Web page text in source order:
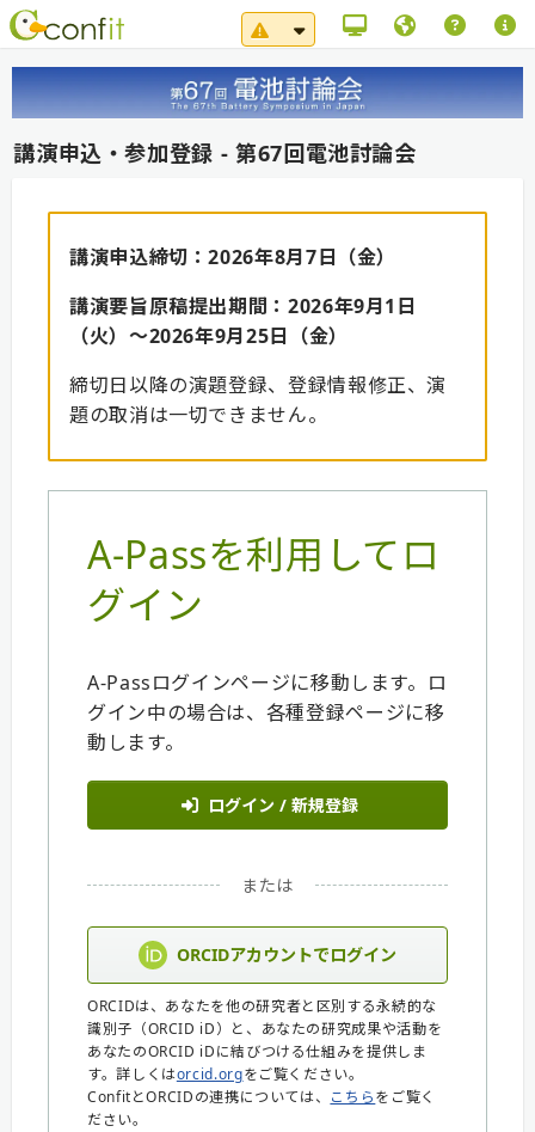
システムメンテナンス（8/13
講演申込・参加登録 - 第67回電池討論会
講演申込締切：2026年8月7日（金）
講演要旨原稿提出期間：2026年9月1日
（火）～2026年9月25日（金）
締切日以降の演題登録、登録情報修正、演
題の取消は一切できません。
A-Passを利用してロ
グイン
A-Passログインページに移動します。ロ
グイン中の場合は、各種登録ページに移
動します。
ログイン / 新規登録
または
ORCIDアカウントでログイン
ORCIDは、あなたを他の研究者と区別する永続的な
識別子（ORCID iD）と、あなたの研究成果や活動を
あなたのORCID iDに結びつける仕組みを提供しま
す。詳しくはorcid.orgをご覧ください。
ConfitとORCIDの連携については、 こちらをご覧く
ださい。